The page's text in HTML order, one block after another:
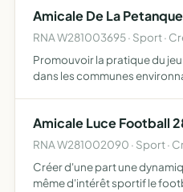
Amicale De La
RNA W281003695 · Sport ·
Promouvoir la pratique du
dans les communes
Amicale Luce Football
RNA W281002090 · Sport ·
Créer d'une part une
même d'intérêt sportif le